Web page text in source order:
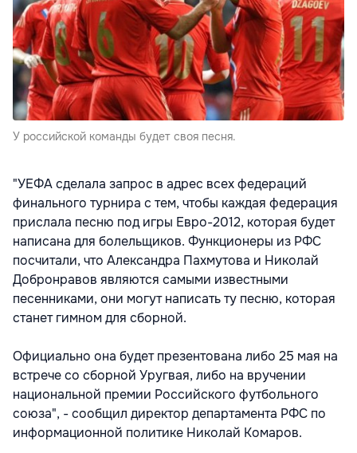
У российской команды будет своя песня.
"УЕФА сделала запрос в адрес всех федераций
финального турнира с тем, чтобы каждая федерация
прислала песню под игры Евро-2012, которая будет
написана для болельщиков. Функционеры из РФС
посчитали, что Александра Пахмутова и Николай
Добронравов являются самыми известными
песенниками, они могут написать ту песню, которая
станет гимном для сборной.
Официально она будет презентована либо 25 мая на
встрече со сборной Уругвая, либо на вручении
национальной премии Российского футбольного
союза", - сообщил директор департамента РФС по
информационной политике Николай Комаров.